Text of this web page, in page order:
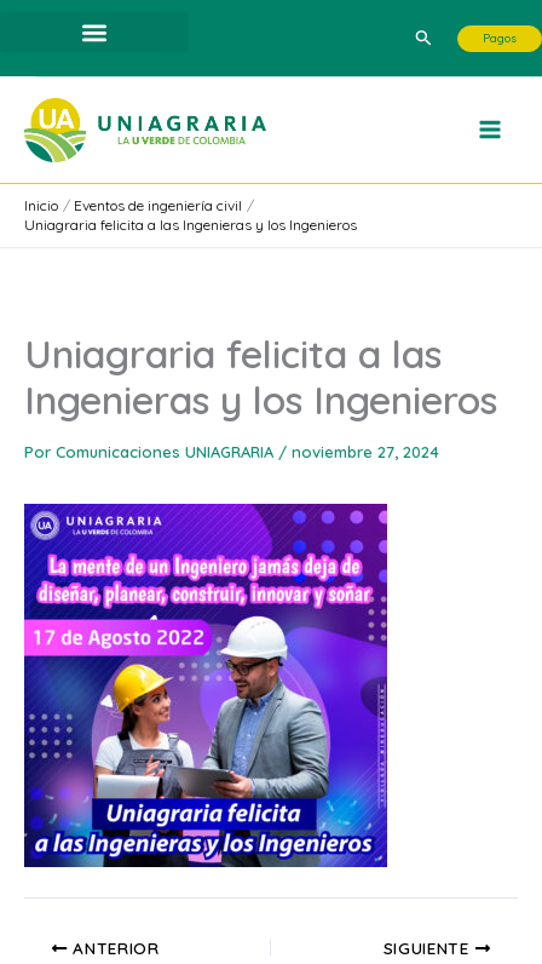
contenido
Buscar Pagos
Inicio
Eventos de ingeniería civil
Uniagraria felicita a las Ingenieras y los Ingenieros
Uniagraria felicita a las
Ingenieras y los Ingenieros
Por Comunicaciones UNIAGRARIA / noviembre 27, 2024
ANTERIOR SIGUIENTE